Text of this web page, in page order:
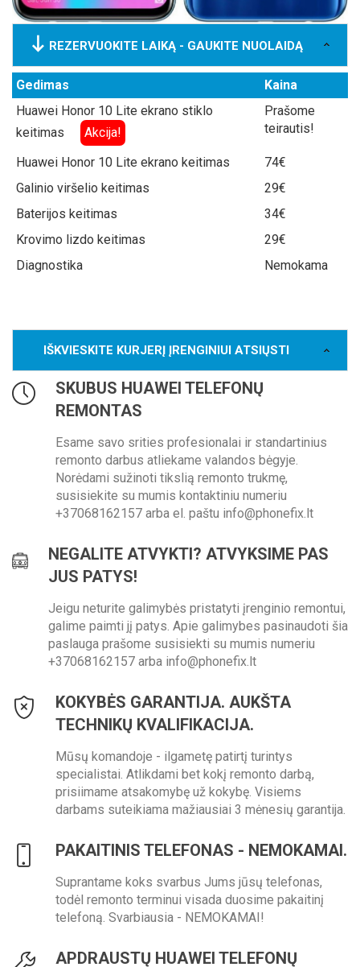
REZERVUOKITE LAIKĄ - GAUKITE NUOLAIDĄ
Gedimas
Kaina
Huawei Honor 10 Lite ekrano stiklo
keitimas
Akcija!
Prašome
teirautis!
Huawei Honor 10 Lite ekrano keitimas
74€
Galinio viršelio keitimas
29€
Baterijos keitimas
34€
Krovimo lizdo keitimas
29€
Diagnostika
Nemokama
IŠKVIESKITE KURJERĮ ĮRENGINIUI ATSIŲSTI
SKUBUS HUAWEI TELEFONŲ
REMONTAS
Esame savo srities profesionalai ir standartinius
remonto darbus atliekame valandos bėgyje.
Norėdami sužinoti tikslią remonto trukmę,
susisiekite su mumis kontaktiniu numeriu
+37068162157 arba el. paštu info@phonefix.lt
NEGALITE ATVYKTI? ATVYKSIME PAS
JUS PATYS!
Jeigu neturite galimybės pristatyti įrenginio remontui,
galime paimti jį patys. Apie galimybes pasinaudoti šia
paslauga prašome susisiekti su mumis numeriu
+37068162157 arba info@phonefix.lt
KOKYBĖS GARANTIJA. AUKŠTA
TECHNIKŲ KVALIFIKACIJA.
Mūsų komandoje - ilgametę patirtį turintys
specialistai. Atlikdami bet kokį remonto darbą,
prisiimame atsakomybę už kokybę. Visiems
darbams suteikiama mažiausiai 3 mėnesių garantija.
PAKAITINIS TELEFONAS - NEMOKAMAI.
Suprantame koks svarbus Jums jūsų telefonas,
todėl remonto terminui visada duosime pakaitinį
telefoną. Svarbiausia - NEMOKAMAI!
APDRAUSTŲ HUAWEI TELEFONŲ